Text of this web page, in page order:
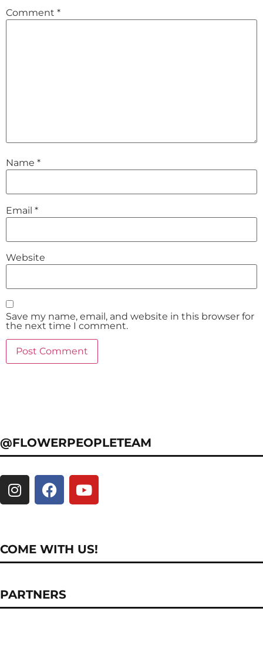
Comment *
Name *
Email *
Website
Save my name, email, and website in this browser for
the next time I comment.
@FLOWERPEOPLETEAM
COME WITH US!
PARTNERS